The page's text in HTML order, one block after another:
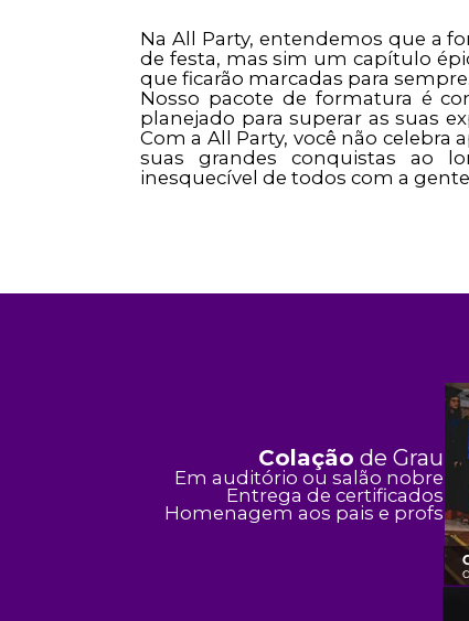
Na All Party, entendemos que a
de festa, mas sim um capítulo
que ficarão marcadas para sempre.
Nosso pacote de formatura é
planejado para superar as suas
Com a All Party, você não celebra
suas grandes conquistas ao
inesquecível de todos com a
Colação de Grau
Em auditório ou salão nobre
Entrega de certificados
Homenagem aos pais e profs